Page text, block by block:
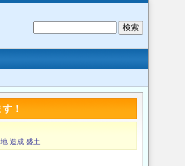
！
造成 盛土